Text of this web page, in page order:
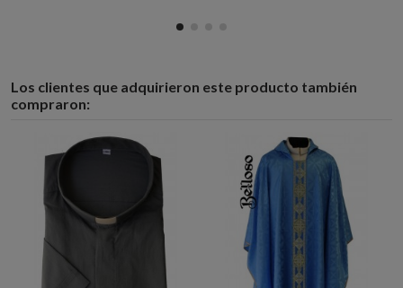
Los clientes que adquirieron este producto también
compraron: